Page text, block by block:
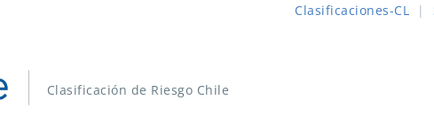
Clasificación de Riesgo Chile
Clasificaciones-CL |